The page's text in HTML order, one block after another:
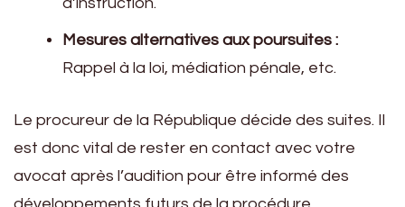
Mesures alternatives aux poursuites :
Rappel à la loi, médiation pénale, etc.
Le procureur de la République décide des suites. Il
est donc vital de rester en contact avec votre
avocat après l’audition pour être informé des